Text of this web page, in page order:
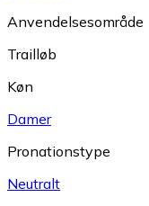
Anvendelsesområde
Trailløb
Køn
Damer
Pronationstype
Neutralt